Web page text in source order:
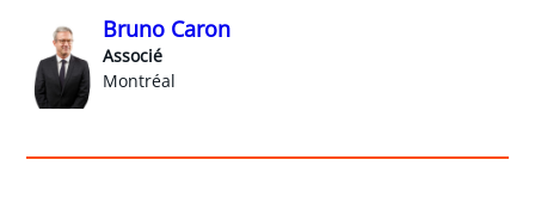
Bruno Caron
Associé
Montréal